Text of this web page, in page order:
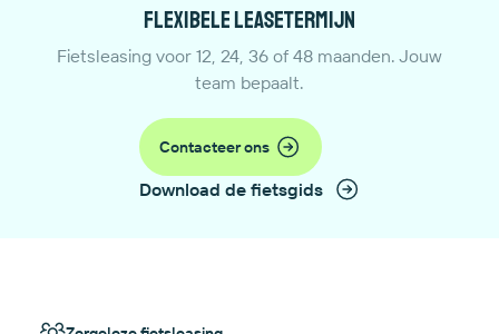
Flexibele leasetermijn
Fietsleasing voor 12, 24, 36 of 48 maanden. Jouw
team bepaalt.
Contacteer ons
Download de fietsgids